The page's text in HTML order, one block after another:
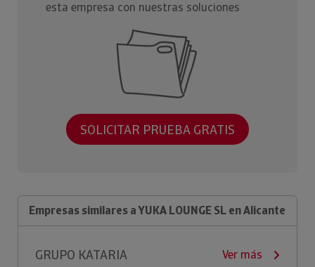
esta empresa con nuestras soluciones
SOLICITAR PRUEBA GRATIS
Empresas similares a YUKA LOUNGE SL en Alicante
GRUPO KATARIA
Ver más